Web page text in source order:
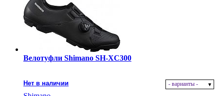
Велотуфли Shimano SH-XC300
Нет в наличии - варианты -